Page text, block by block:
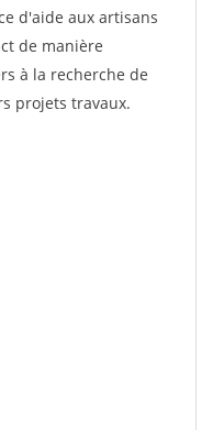
d'aide aux artisans
de manière
à la recherche de
projets travaux.